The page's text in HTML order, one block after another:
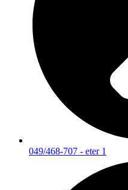
049/468-707 - eter 1